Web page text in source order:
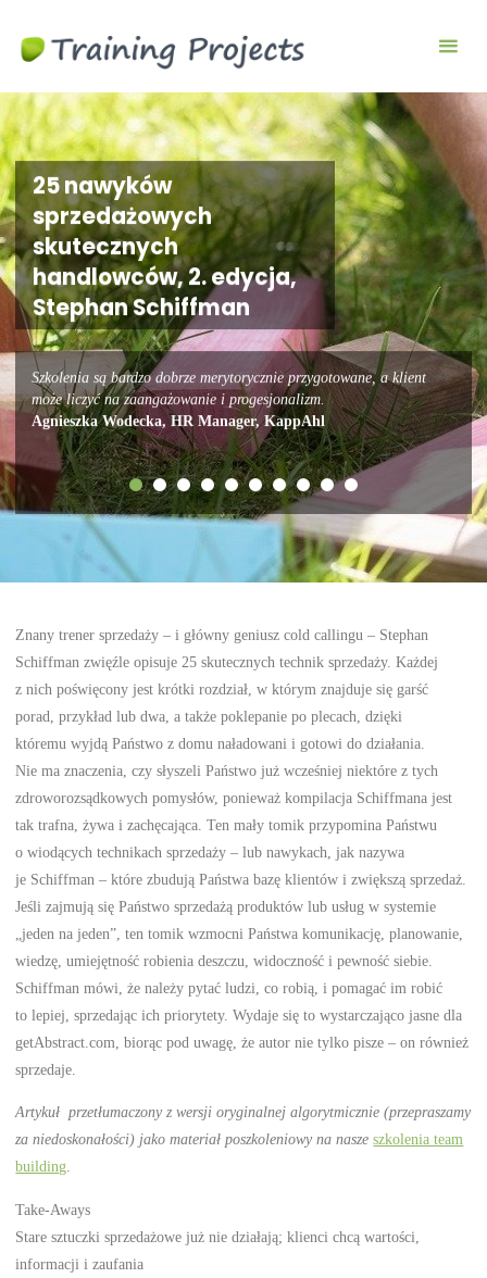
integracyjne,
team
building
25 nawyków
sprzedażowych
skutecznych
handlowców, 2. edycja,
Stephan Schiffman
Szkolenia są bardzo dobrze merytorycznie przygotowane, a klient
może liczyć na zaangażowanie i progesjonalizm.
Agnieszka Wodecka, HR Manager, KappAhl
Znany trener sprzedaży – i główny geniusz cold callingu – Stephan
Schiffman zwięźle opisuje 25 skutecznych technik sprzedaży. Każdej
z nich poświęcony jest krótki rozdział, w którym znajduje się garść
porad, przykład lub dwa, a także poklepanie po plecach, dzięki
któremu wyjdą Państwo z domu naładowani i gotowi do działania.
Nie ma znaczenia, czy słyszeli Państwo już wcześniej niektóre z tych
zdroworozsądkowych pomysłów, ponieważ kompilacja Schiffmana jest
tak trafna, żywa i zachęcająca. Ten mały tomik przypomina Państwu
o wiodących technikach sprzedaży – lub nawykach, jak nazywa
je Schiffman – które zbudują Państwa bazę klientów i zwiększą sprzedaż.
Jeśli zajmują się Państwo sprzedażą produktów lub usług w systemie
„jeden na jeden”, ten tomik wzmocni Państwa komunikację, planowanie,
wiedzę, umiejętność robienia deszczu, widoczność i pewność siebie.
Schiffman mówi, że należy pytać ludzi, co robią, i pomagać im robić
to lepiej, sprzedając ich priorytety. Wydaje się to wystarczająco jasne dla
getAbstract.com, biorąc pod uwagę, że autor nie tylko pisze – on również
sprzedaje.
Artykuł przetłumaczony z wersji oryginalnej algorytmicznie (przepraszamy
za niedoskonałości) jako materiał poszkoleniowy na nasze szkolenia team
building.
Take-Aways
Stare sztuczki sprzedażowe już nie działają; klienci chcą wartości,
informacji i zaufania